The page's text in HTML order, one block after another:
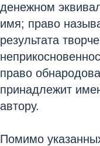
денежном
имя; право
результата
право
принадлежит
автору.
Помимо